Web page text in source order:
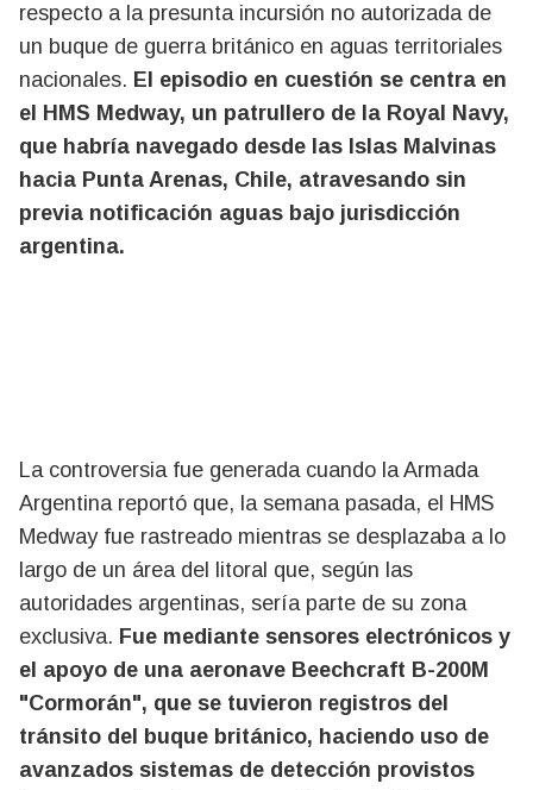
respecto a la presunta incursión no autorizada de
un buque de guerra británico en aguas territoriales
nacionales. El episodio en cuestión se centra en
el HMS Medway, un patrullero de la Royal Navy,
que habría navegado desde las Islas Malvinas
hacia Punta Arenas, Chile, atravesando sin
previa notificación aguas bajo jurisdicción
argentina.
La controversia fue generada cuando la Armada
Argentina reportó que, la semana pasada, el HMS
Medway fue rastreado mientras se desplazaba a lo
largo de un área del litoral que, según las
autoridades argentinas, sería parte de su zona
exclusiva. Fue mediante sensores electrónicos y
el apoyo de una aeronave Beechcraft B-200M
"Cormorán", que se tuvieron registros del
tránsito del buque británico, haciendo uso de
avanzados sistemas de detección provistos